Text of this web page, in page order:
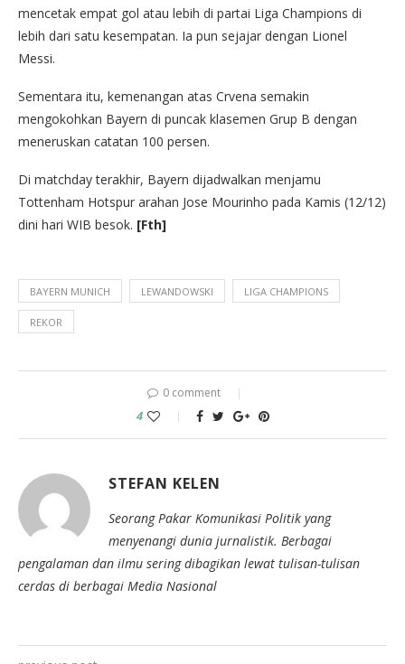
mencetak empat gol atau lebih di partai Liga Champions di
lebih dari satu kesempatan. Ia pun sejajar dengan Lionel
Messi.
Sementara itu, kemenangan atas Crvena semakin
mengokohkan Bayern di puncak klasemen Grup B dengan
meneruskan catatan 100 persen.
Di matchday terakhir, Bayern dijadwalkan menjamu
Tottenham Hotspur arahan Jose Mourinho pada Kamis (12/12)
dini hari WIB besok. [Fth]
BAYERN MUNICH LEWANDOWSKI LIGA CHAMPIONS
REKOR
0 comment
4
STEFAN KELEN
Seorang Pakar Komunikasi Politik yang
menyenangi dunia jurnalistik. Berbagai
pengalaman dan ilmu sering dibagikan lewat tulisan-tulisan
cerdas di berbagai Media Nasional